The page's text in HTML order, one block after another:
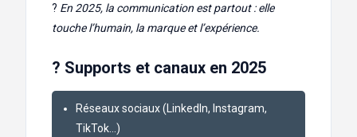
? En 2025, la communication est partout : elle
touche l’humain, la marque et l’expérience.
? Supports et canaux en 2025
Réseaux sociaux (LinkedIn, Instagram,
TikTok…)